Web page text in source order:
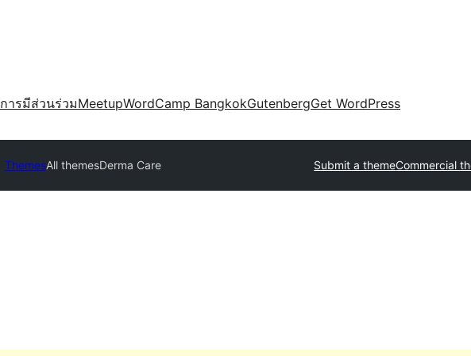
การมีส่วนร่วมMeetupWordCamp BangkokGutenbergGet WordPress
ThemesAll themesDerma Care Submit a themeCommercial